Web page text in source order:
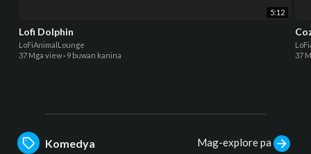
5:12
Lofi Dolphin
LoFiAnimalLounge
37 Mga view· 9 buwan kanina
37
Komedya Mag-explore pa